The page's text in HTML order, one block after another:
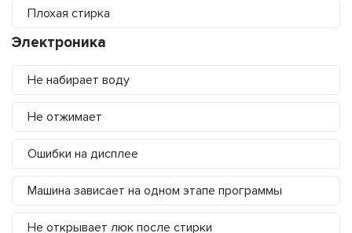
Плохая стирка
Электроника
Не набирает воду
Не отжимает
Ошибки на дисплее
Машина зависает на одном этапе программы
Не открывает люк после стирки